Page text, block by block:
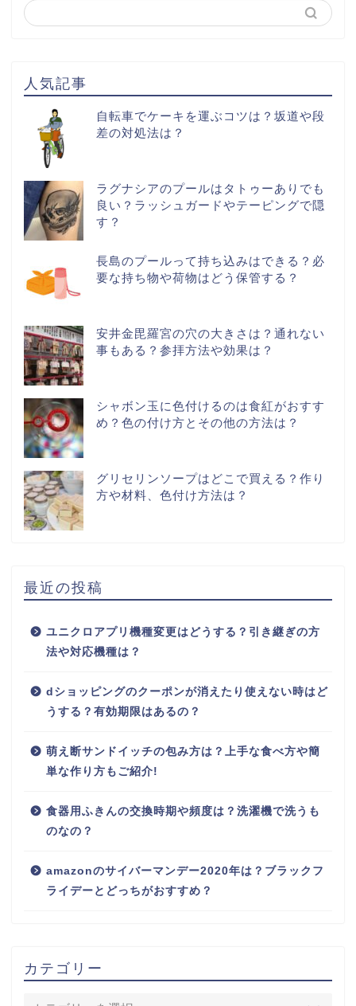
人気記事
自転車でケーキを運ぶコツは？坂道や段
差の対処法は？
ラグナシアのプールはタトゥーありでも
良い？ラッシュガードやテーピングで隠
す？
長島のプールって持ち込みはできる？必
要な持ち物や荷物はどう保管する？
安井金毘羅宮の穴の大きさは？通れない
事もある？参拝方法や効果は？
シャボン玉に色付けるのは食紅がおすす
め？色の付け方とその他の方法は？
グリセリンソープはどこで買える？作り
方や材料、色付け方法は？
最近の投稿
ユニクロアプリ機種変更はどうする？引き継ぎの方
法や対応機種は？
dショッピングのクーポンが消えたり使えない時はど
うする？有効期限はあるの？
萌え断サンドイッチの包み方は？上手な食べ方や簡
単な作り方もご紹介!
食器用ふきんの交換時期や頻度は？洗濯機で洗うも
のなの？
amazonのサイバーマンデー2020年は？ブラックフ
ライデーとどっちがおすすめ？
カテゴリー